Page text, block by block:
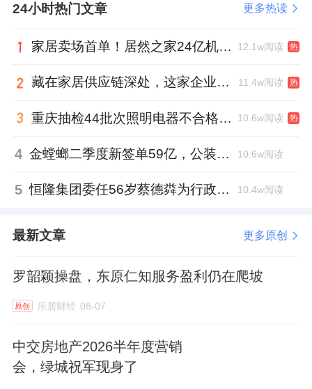
署。
财务数据方面。2022年至2024年，云知声的营
收分别为6.01亿元、7.27亿元和9.39亿元，复
2.95亿元和3.64亿元，复合年增长率为
39.9%、40.5%和38.8%。此外，云知声的经调
整净亏损率已从2022年的30.5%大幅收窄至
今年第一季度，云知声的营收继续保持约25%
的同比增长。
根据弗若斯特沙利文的资料，中国AI解决方案
合年增长率增加至2030年的11,749亿元，且
AGI解决方案的出现改变了各垂直行业的供需
24小时热门文章 更多热读
家居卖场首单！居然之家24亿机构间REITs获深交所无异议函 12.1w阅读 热
藏在家居供应链深处，这家企业正在悄悄转型 11.4w阅读 热
重庆抽检44批次照明电器不合格，木林森全资子公司被点名 10.6w阅读 热
4 金螳螂二季度新签单59亿，公装业务贡献逾八成 10.6w阅读
5 恒隆集团委任56岁蔡德粦为行政总裁、年薪2052万港元，曾任星巴克中国CEO 10.4w阅读
最新文章 更多原创
罗韶颖操盘，东原仁知服务盈利仍在爬坡
原创 乐居财经 08-07
中交房地产2026半年度营销
会，绿城祝军现身了